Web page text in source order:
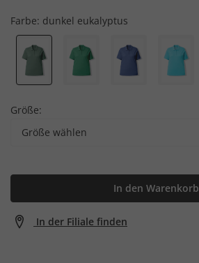
Farbe: dunkel eukalyptus
Größe:
Größe wählen
In den Warenkorb
In der Filiale finden